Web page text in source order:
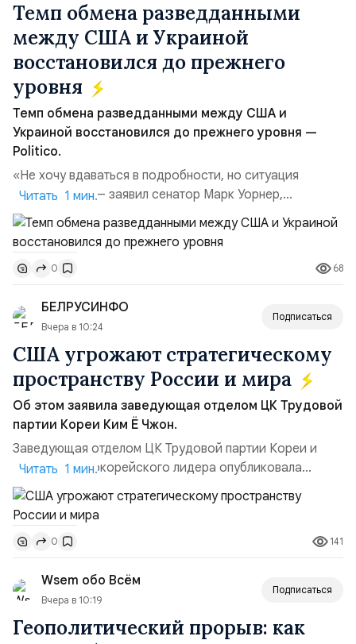
Темп обмена разведданными
между США и Украиной
восстановился до прежнего
уровня
Темп обмена разведданными между США и
Украиной восстановился до прежнего уровня —
Politico.
«Не хочу вдаваться в подробности, но ситуация
улучшилась», — заявил сенатор Марк Уорнер,
высокопоставленный член комитета по разведке,
добавив, что использование Украиной беспилотников и
ракет большой дальности позволило ей наносить
удары вглубь российской территории и укрепило её
позиции.Сотрудничество со стороны США стало
ключом к позитивному пов...
Читать 1 мин.
0 68
БЕЛРУСИНФО
Вчера в 10:24
Подписаться
США угрожают стратегическому
пространству России и мира
Об этом заявила заведующая отделом ЦК Трудовой
партии Кореи Ким Ё Чжон.
Заведующая отделом ЦК Трудовой партии Кореи и
сестра северокорейского лидера опубликовала
заявление для прессы в ответ на проведение Токио
совместных с флотом США запусков крылатых ракет
Томагавк.«Япония отбросила обманчивую видимость
„исключительно оборонительной страны“ и выносит
вопрос о собственном ядерном вооружении на
всеобщее обозрение, одновреме...
Читать 1 мин.
0 141
Wsem обо Всём
Вчера в 10:19
Подписаться
Геополитический прорыв: как